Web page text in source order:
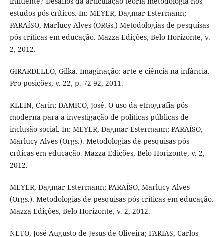
estudos pós-críticos. In: MEYER, Dagmar Estermann;
PARAÍSO, Marlucy Alves (ORGs.) Metodologias de pesquisas
pós-críticas em educação. Mazza Edições, Belo Horizonte, v.
2, 2012.
GIRARDELLO, Gilka. Imaginação: arte e ciência na infância.
Pro-posições, v. 22, p. 72-92, 2011.
KLEIN, Carin; DAMICO, José. O uso da etnografia pós-
moderna para a investigação de políticas públicas de
inclusão social. In: MEYER, Dagmar Estermann; PARAÍSO,
Marlucy Alves (Orgs.). Metodologias de pesquisas pós-
críticas em educação. Mazza Edições, Belo Horizonte, v. 2,
2012.
MEYER, Dagmar Estermann; PARAÍSO, Marlucy Alves
(Orgs.). Metodologias de pesquisas pós-críticas em educação.
Mazza Edições, Belo Horizonte, v. 2, 2012.
NETO, José Augusto de Jesus de Oliveira; FARIAS, Carlos